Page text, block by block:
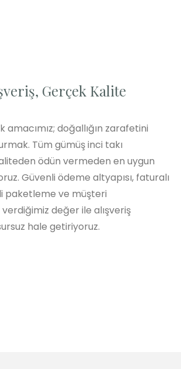
Gerçek Kalite
amacımız; doğallığın zarafetini
Tüm gümüş inci takı
ödün vermeden en uygun
Güvenli ödeme altyapısı, faturalı
paketleme ve müşteri
değer ile alışveriş
hale getiriyoruz.